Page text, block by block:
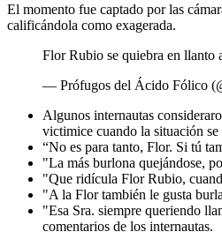
El momento fue captado por las
calificándola como exagerada.
Flor Rubio se quiebra en llanto
— Prófugos del Ácido Fólico
Algunos internautas
victimice cuando la situación se
“No es para tanto, Flor. Si tú
"La más burlona quejándose,
"Que ridícula Flor Rubio,
"A la Flor también le gusta
"Esa Sra. siempre queriendo
comentarios de los internautas.